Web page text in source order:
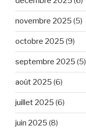
novembre 2025 (5)
octobre 2025 (9)
septembre 2025 (5)
août 2025 (6)
juillet 2025 (6)
juin 2025 (8)